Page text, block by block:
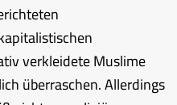
verkleidete Muslime
überraschen. Allerdings